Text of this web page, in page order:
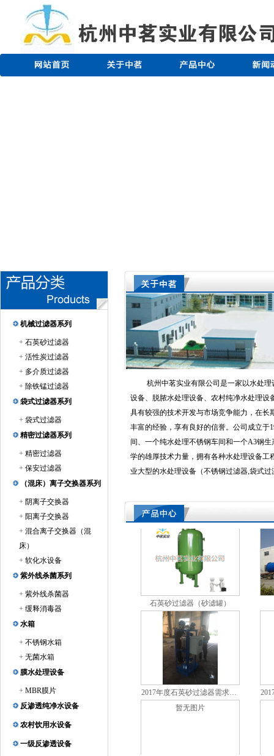
机械过滤器系列
+ 石英砂过滤器
+ 活性炭过滤器
+ 多介质过滤器
+ 除铁锰过滤器
袋式过滤器系列
+ 袋式过滤器
精密过滤器系列
+ 精密过滤器
+ 保安过滤器
（混床）离子交换器系列
+ 阴离子交换器
+ 阳离子交换器
+ 混合离子交换器（混
床）
+ 软化水设备
紫外线杀菌系列
+ 紫外线杀菌器
+ 缓释消毒器
水箱
+ 不锈钢水箱
+ 无菌水箱
膜水处理设备
+ MBR膜片
反渗透纯净水设备
农村饮用水设备
一级反渗透设备
杭州中茗实业有限公司是一家以水处
设备、脱脓水处理设备、农村纯净水处理
具有较强的技术开发与市场竞争能力，在
丰富的经验，享有良好的信誉。公司成立于
间、一个纯水处理不锈钢车间和一个A3钢
学的雄厚技术力量，拥有各种水处理设备
业大型的水处理设备（不锈钢过滤器,袋式
备，软化水设备，矿泉水设备，灌装设备
配件设备，产品远销海内外，同时承接各
洽谈业务！
紫外线杀菌器
阴离子交换器
精密过滤器
石英砂过滤器（砂滤罐）
2017年度石英砂过滤器需求趋势
暂无图片